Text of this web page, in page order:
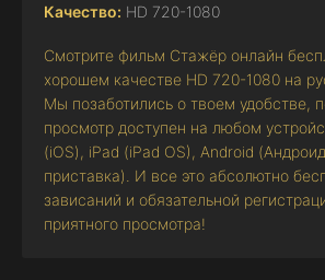
Качество: HD 720-1080
Смотрите фильм Стажёр онлайн
хорошем качестве HD 720-1080 на
Мы позаботились о твоем удобстве,
просмотр доступен на любом
(iOS), iPad (iPad OS), Android
приставка). И все это абсолютно
зависаний и обязательной
приятного просмотра!